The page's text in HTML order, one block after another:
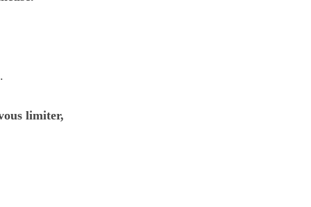
limiter,